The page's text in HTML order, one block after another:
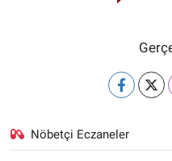
Nöbetçi Eczaneler